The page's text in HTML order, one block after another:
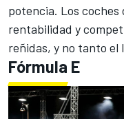
potencia. Los coches
rentabilidad y
reñidas, y no tanto el
Fórmula E